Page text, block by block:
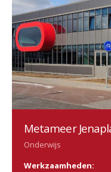
Metameer
Onderwijs
Werkzaamheden: